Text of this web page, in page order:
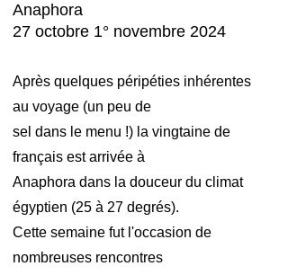
Anaphora
27 octobre 1° novembre 2024
Après quelques péripéties inhérentes
au voyage (un peu de
sel dans le menu !) la vingtaine de
français est arrivée à
Anaphora dans la douceur du climat
égyptien (25 à 27 degrés).
Cette semaine fut l'occasion de
nombreuses rencontres